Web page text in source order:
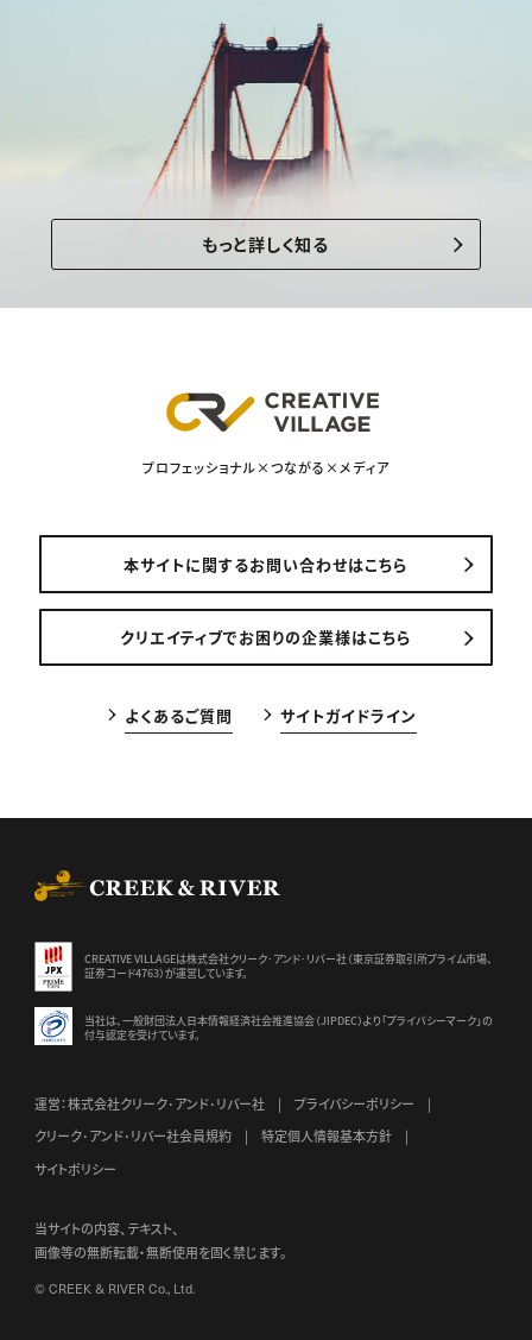
もっと詳しく知る
プロフェッショナル×つながる×メディア
本サイトに関するお問い合わせはこちら
クリエイティブでお困りの企業様はこちら
よくあるご質問 サイトガイドライン
CREATIVE VILLAGEは株式会社クリーク･アンド･リバー社（東京証券取引所プライム市場、
証券コード4763）が運営しています。
当社は、一般財団法人日本情報経済社会推進協会（JIPDEC）より 「プライバシーマーク」の
付与認定を受けています。
運営：株式会社クリーク･アンド･リバー社
プライバシーポリシー
クリーク･アンド･リバー社会員規約
特定個人情報基本方針
サイトポリシー
当サイトの内容、テキスト、
画像等の無断転載・無断使用を固く禁じます。
© CREEK & RIVER Co., Ltd.